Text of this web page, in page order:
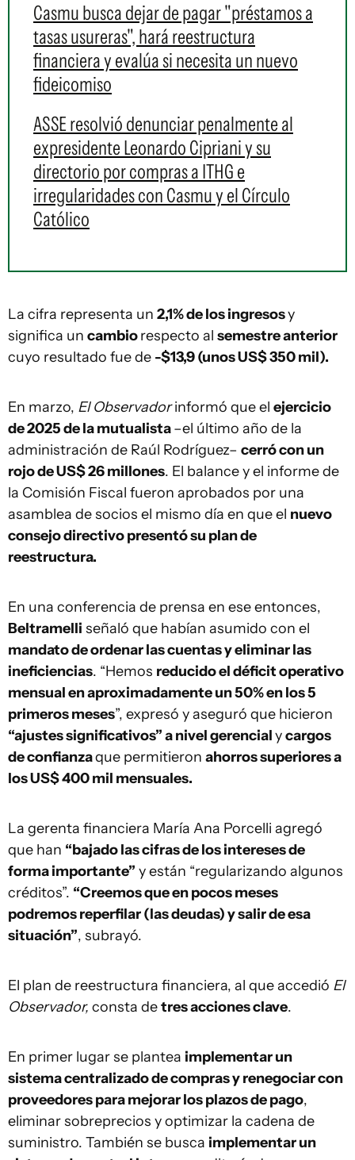
Casmu busca dejar de pagar "préstamos a
tasas usureras", hará reestructura
financiera y evalúa si necesita un nuevo
fideicomiso
ASSE resolvió denunciar penalmente al
expresidente Leonardo Cipriani y su
directorio por compras a ITHG e
irregularidades con Casmu y el Círculo
Católico
La cifra representa un 2,1% de los ingresosy
significa un cambiorespecto al semestre anterior
cuyo resultado fue de -$13,9 (unos US$ 350 mil).
En marzo, El Observadorinformó que el ejercicio
de 2025 de la mutualista–el último año de la
administración de Raúl Rodríguez– cerró con un
rojo de US$ 26 millones. El balance y el informe de
la Comisión Fiscal fueron aprobados por una
asamblea de socios el mismo día en que el nuevo
consejo directivo presentó su plan de
reestructura.
En una conferencia de prensa en ese entonces,
Beltramelli señaló que habían asumido con el
mandato de ordenar las cuentas y eliminar las
ineficiencias. “Hemos reducido el déficit operativo
mensual en aproximadamente un 50% en los 5
primeros meses”, expresó y aseguró que hicieron
“ajustes significativos” a nivel gerencialycargos
de confianzaque permitieron ahorros superiores a
los US$ 400 mil mensuales.
La gerenta financiera María Ana Porcelli agregó
que han “bajado las cifras de los intereses de
forma importante” y están “regularizando algunos
créditos”. “Creemos que en pocos meses
podremos reperfilar (las deudas) y salir de esa
situación”, subrayó.
El plan de reestructura financiera, al que accedió El
Observador, consta detres acciones clave.
En primer lugar se plantea implementar un
sistema centralizado de compras y renegociar con
proveedores para mejorar los plazos de pago,
eliminar sobreprecios y optimizar la cadena de
suministro. También se busca implementar un